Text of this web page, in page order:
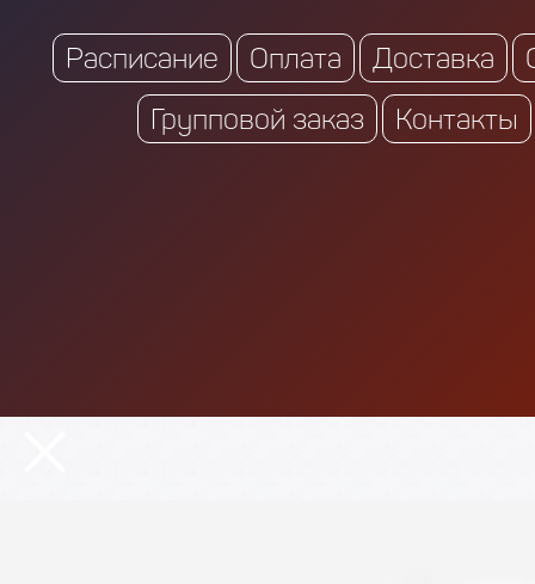
Расписание Оплата Доставка
Групповой заказ
Контакты